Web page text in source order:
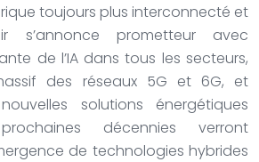
toujours plus interconnecté et
s’annonce prometteur avec
de l’IA dans tous les secteurs,
des réseaux 5G et 6G, et
solutions énergétiques
décennies verront
de technologies hybrides